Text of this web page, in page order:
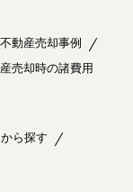
不動産売却事例
売却時の諸費用
ら探す